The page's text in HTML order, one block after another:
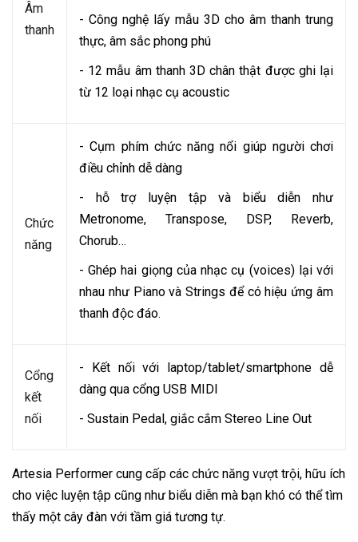
Âm
thanh
- Công nghệ lấy mẫu 3D cho âm thanh trung
thực, âm sắc phong phú
- 12 mẫu âm thanh 3D chân thật được ghi lại
từ 12 loại nhạc cụ acoustic
Chức
năng
- Cụm phím chức năng nổi giúp người chơi
điều chỉnh dễ dàng
- hỗ trợ luyện tập và biểu diễn như
Metronome, Transpose, DSP, Reverb,
Chorub…
- Ghép hai giọng của nhạc cụ (voices) lại với
nhau như Piano và Strings để có hiệu ứng âm
thanh độc đáo.
Cổng
kết
nối
- Kết nối với laptop/tablet/smartphone dễ
dàng qua cổng USB MIDI
- Sustain Pedal, giắc cắm Stereo Line Out
Artesia Performer cung cấp các chức năng vượt trội, hữu ích
cho việc luyện tập cũng như biểu diễn mà bạn khó có thể tìm
thấy một cây đàn với tầm giá tương tự.